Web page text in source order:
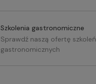
Szkolenia gastronomiczne
Sprawdź naszą ofertę szkoleń
gastronomicznych